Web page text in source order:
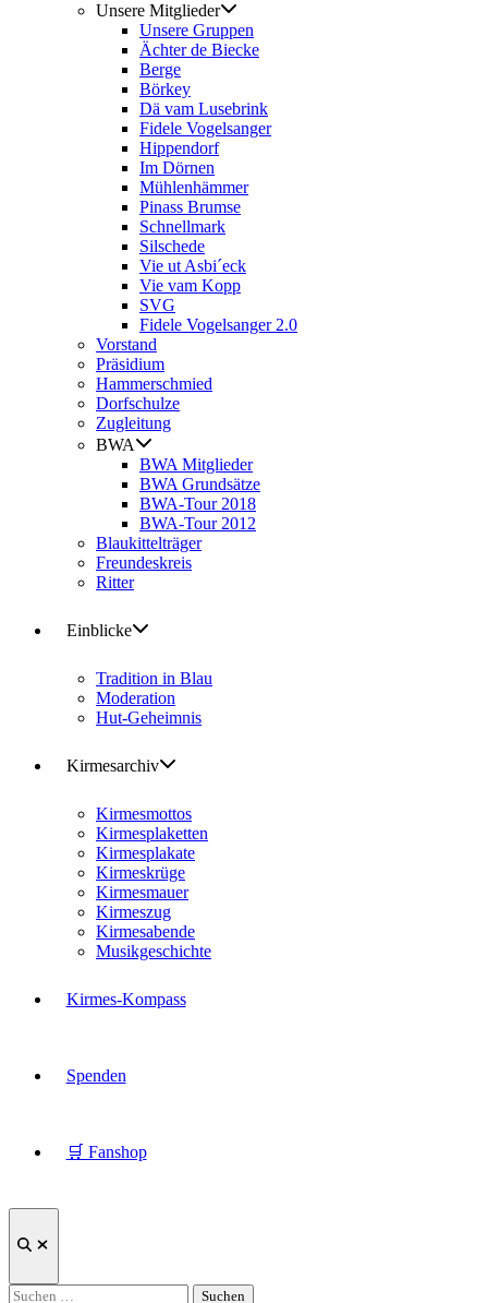
Unsere Mitglieder
Unsere Gruppen
Ächter de Biecke
Berge
Börkey
Dä vam Lusebrink
Fidele Vogelsanger
Hippendorf
Im Dörnen
Mühlenhämmer
Pinass Brumse
Schnellmark
Silschede
Vie ut Asbi´eck
Vie vam Kopp
SVG
Fidele Vogelsanger 2.0
Vorstand
Präsidium
Hammerschmied
Dorfschulze
Zugleitung
BWA
BWA Mitglieder
BWA Grundsätze
BWA-Tour 2018
BWA-Tour 2012
Blaukittelträger
Freundeskreis
Ritter
Einblicke
Tradition in Blau
Moderation
Hut-Geheimnis
Kirmesarchiv
Kirmesmottos
Kirmesplaketten
Kirmesplakate
Kirmeskrüge
Kirmesmauer
Kirmeszug
Kirmesabende
Musikgeschichte
Kirmes-Kompass
Spenden
🛒 Fanshop
Suche
Suchen